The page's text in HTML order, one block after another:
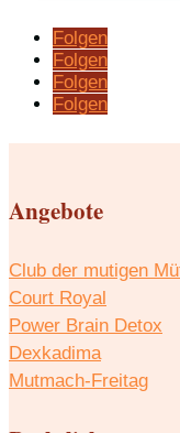
Folgen
Folgen
Folgen
Folgen
Angebote
Club der mutigen
Court Royal
Power Brain Detox
Dexkadima
Mutmach-Freitag